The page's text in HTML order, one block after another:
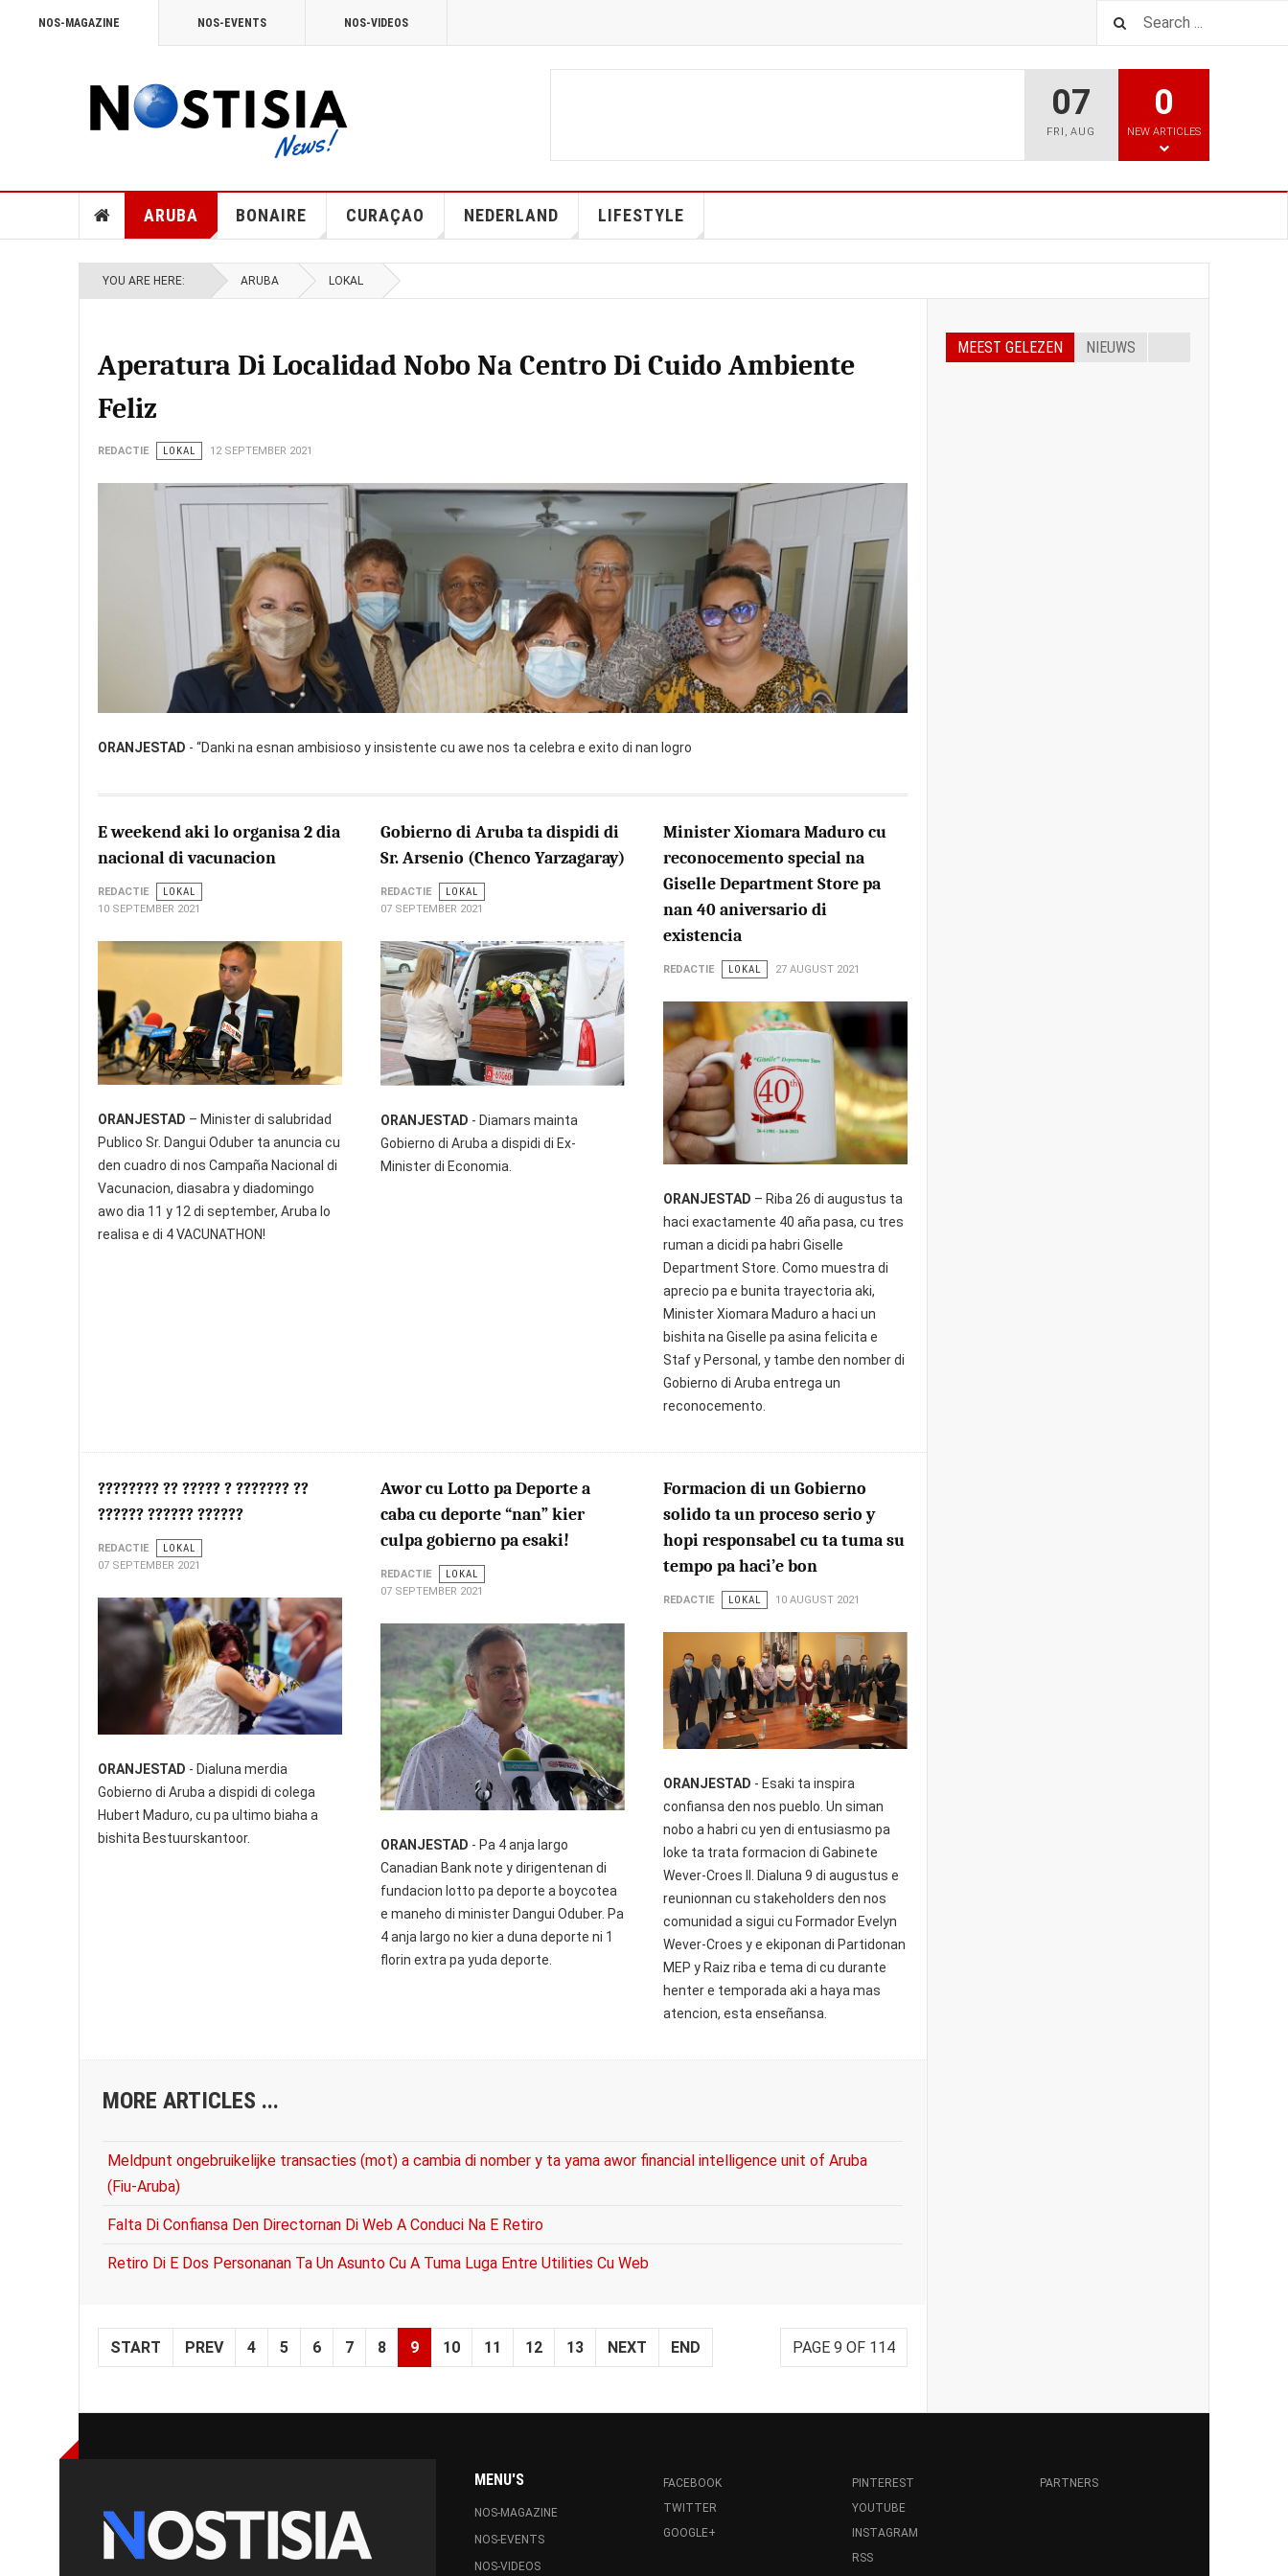
NOS-MAGAZINE NOS-EVENTS NOS-VIDEOS
07
FRI ,AUG
0
NEW ARTICLES
ARUBA BONAIRE CURAÇAO NEDERLAND LIFESTYLE
YOU ARE HERE: ARUBA LOKAL
Aperatura Di Localidad Nobo Na Centro Di Cuido Ambiente
Feliz
REDACTIE LOKAL 12 SEPTEMBER 2021
ORANJESTAD - “Danki na esnan ambisioso y insistente cu awe nos ta celebra e exito di nan logro
E weekend aki lo organisa 2 dia
nacional di vacunacion
REDACTIE
LOKAL
10 SEPTEMBER 2021
ORANJESTAD – Minister di salubridad
Publico Sr. Dangui Oduber ta anuncia cu
den cuadro di nos Campaña Nacional di
Vacunacion, diasabra y diadomingo
awo dia 11 y 12 di september, Aruba lo
realisa e di 4 VACUNATHON!
Gobierno di Aruba ta dispidi di
Sr. Arsenio (Chenco Yarzagaray)
REDACTIE
LOKAL
07 SEPTEMBER 2021
ORANJESTAD - Diamars mainta
Gobierno di Aruba a dispidi di Ex-
Minister di Economia.
Minister Xiomara Maduro cu
reconocemento special na
Giselle Department Store pa
nan 40 aniversario di
existencia
REDACTIE LOKAL 27 AUGUST 2021
ORANJESTAD – Riba 26 di augustus ta
haci exactamente 40 aña pasa, cu tres
ruman a dicidi pa habri Giselle
Department Store. Como muestra di
aprecio pa e bunita trayectoria aki,
Minister Xiomara Maduro a haci un
bishita na Giselle pa asina felicita e
Staf y Personal, y tambe den nomber di
Gobierno di Aruba entrega un
reconocemento.
???????? ?? ????? ? ??????? ??
?????? ?????? ??????
REDACTIE
LOKAL
07 SEPTEMBER 2021
ORANJESTAD - Dialuna merdia
Gobierno di Aruba a dispidi di colega
Hubert Maduro, cu pa ultimo biaha a
bishita Bestuurskantoor.
Awor cu Lotto pa Deporte a
caba cu deporte “nan” kier
culpa gobierno pa esaki!
REDACTIE
LOKAL
07 SEPTEMBER 2021
ORANJESTAD - Pa 4 anja largo
Canadian Bank note y dirigentenan di
fundacion lotto pa deporte a boycotea
e maneho di minister Dangui Oduber. Pa
4 anja largo no kier a duna deporte ni 1
florin extra pa yuda deporte.
Formacion di un Gobierno
solido ta un proceso serio y
hopi responsabel cu ta tuma su
tempo pa haci’e bon
REDACTIE LOKAL 10 AUGUST 2021
ORANJESTAD - Esaki ta inspira
confiansa den nos pueblo. Un siman
nobo a habri cu yen di entusiasmo pa
loke ta trata formacion di Gabinete
Wever-Croes II. Dialuna 9 di augustus e
reunionnan cu stakeholders den nos
comunidad a sigui cu Formador Evelyn
Wever-Croes y e ekiponan di Partidonan
MEP y Raiz riba e tema di cu durante
henter e temporada aki a haya mas
atencion, esta enseñansa.
MORE ARTICLES ...
Meldpunt ongebruikelijke transacties (mot) a cambia di nomber y ta yama awor financial intelligence unit of Aruba
(Fiu-Aruba)
Falta Di Confiansa Den Directornan Di Web A Conduci Na E Retiro
Retiro Di E Dos Personanan Ta Un Asunto Cu A Tuma Luga Entre Utilities Cu Web
PAGE 9 OF 114
START PREV 4 5 6 7 8 9 10 11 12 13 NEXT END
MEEST GELEZEN NIEUWS
MENU'S
NOS-MAGAZINE
NOS-EVENTS
NOS-VIDEOS
FACEBOOK
TWITTER
GOOGLE+
PINTEREST
YOUTUBE
INSTAGRAM
RSS
PARTNERS